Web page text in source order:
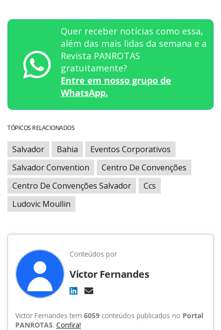
Quer receber notícias como essa,
além das mais lidas da semana e a
Revista PANROTAS
gratuitamente?
Entre em nosso grupo de
WhatsApp.
TÓPICOS RELACIONADOS
Salvador Bahia
Eventos Corporativos
Salvador Convention
Centro De Convenções
Centro De Convenções Salvador
Ccs
Ludovic Moullin
Conteúdos por
Victor Fernandes
Victor Fernandes tem 6059 conteúdos publicados no Portal
PANROTAS. Confira!